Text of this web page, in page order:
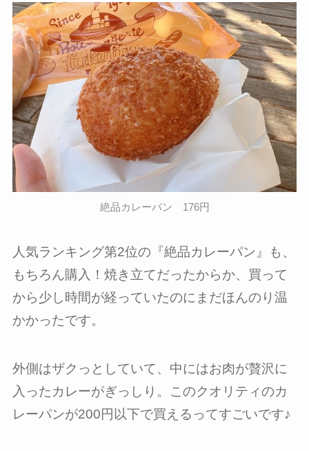
絶品カレーパン 176円
人気ランキング第2位の『絶品カレーパン』も、
もちろん購入！焼き立てだったからか、買って
から少し時間が経っていたのにまだほんのり温
かかったです。
外側はザクっとしていて、中にはお肉が贅沢に
入ったカレーがぎっしり。このクオリティのカ
レーパンが200円以下で買えるってすごいです♪